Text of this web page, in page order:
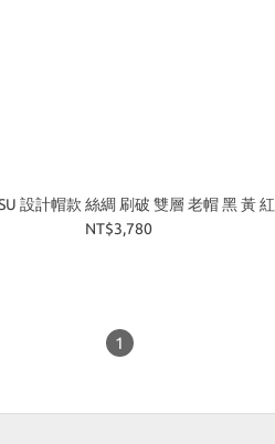
設計帽款 絲綢 刷破 雙層 老帽 黑 黃 紅
NT$3,780
1